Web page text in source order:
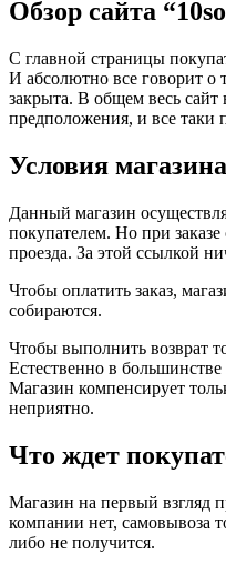
Обзор сайта
С главной страницы
И абсолютно все говорит о
закрыта. В общем весь
предположения, и все таки
Условия
Данный магазин
покупателем. Но при
проезда. За этой ссылкой
Чтобы оплатить заказ,
собираются.
Чтобы выполнить возврат
Естественно в
Магазин компенсирует
неприятно.
Что ждет
Магазин на первый взгляд
компании нет, самовывоза
либо не получится.